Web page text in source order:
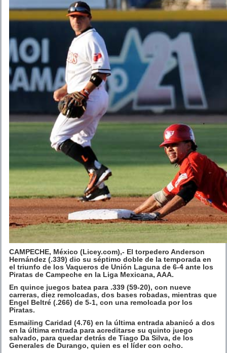
CAMPECHE, México (Licey.com),- El torpedero Anderson
Hernández (.339) dio su séptimo doble de la temporada en
el triunfo de los Vaqueros de Unión Laguna de 6-4 ante los
Piratas de Campeche en la Liga Mexicana, AAA.
En quince juegos batea para .339 (59-20), con nueve
carreras, diez remolcadas, dos bases robadas, mientras que
Engel Beltré (.266) de 5-1, con una remolcada por los
Piratas.
Esmailing Caridad (4.76) en la última entrada abanicó a dos
en la última entrada para acreditarse su quinto juego
salvado, para quedar detrás de Tiago Da Silva, de los
Generales de Durango, quien es el líder con ocho.